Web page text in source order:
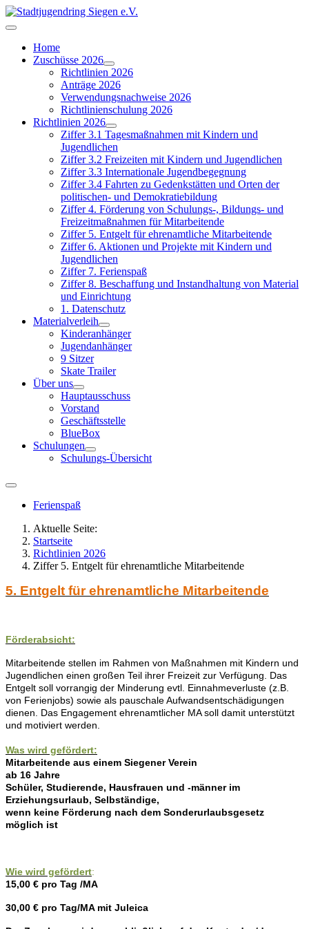
Home
Zuschüsse 2026
Richtlinien 2026
Anträge 2026
Verwendungsnachweise 2026
Richtlinienschulung 2026
Richtlinien 2026
Ziffer 3.1 Tagesmaßnahmen mit Kindern und
Jugendlichen
Ziffer 3.2 Freizeiten mit Kindern und Jugendlichen
Ziffer 3.3 Internationale Jugendbegegnung
Ziffer 3.4 Fahrten zu Gedenkstätten und Orten der
politischen- und Demokratiebildung
Ziffer 4. Förderung von Schulungs-, Bildungs- und
Freizeitmaßnahmen für Mitarbeitende
Ziffer 5. Entgelt für ehrenamtliche Mitarbeitende
Ziffer 6. Aktionen und Projekte mit Kindern und
Jugendlichen
Ziffer 7. Ferienspaß
Ziffer 8. Beschaffung und Instandhaltung von Material
und Einrichtung
1. Datenschutz
Materialverleih
Kinderanhänger
Jugendanhänger
9 Sitzer
Skate Trailer
Über uns
Hauptausschuss
Vorstand
Geschäftsstelle
BlueBox
Schulungen
Schulungs-Übersicht
Ferienspaß
Aktuelle Seite:
Startseite
Richtlinien 2026
Ziffer 5. Entgelt für ehrenamtliche Mitarbeitende
5. Entgelt für ehrenamtliche Mitarbeitende
Förderabsicht:
Mitarbeitende stellen im Rahmen von Maßnahmen mit Kindern und
Jugendlichen einen großen Teil ihrer Freizeit zur Verfügung. Das
Entgelt soll vorrangig der Minderung evtl. Einnahmeverluste (z.B.
von Ferienjobs) sowie als pauschale Aufwandsentschädigungen
dienen. Das Engagement ehrenamtlicher MA soll damit unterstützt
und motiviert werden.
Was wird gefördert:
Mitarbeitende aus einem Siegener Verein
ab 16 Jahre
Schüler, Studierende, Hausfrauen und -männer im
Erziehungsurlaub, Selbständige,
wenn keine Förderung nach dem Sonderurlaubsgesetz
möglich ist
Wie wird gefördert:
15,00 € pro Tag /MA
30,00 € pro Tag/MA mit Juleica